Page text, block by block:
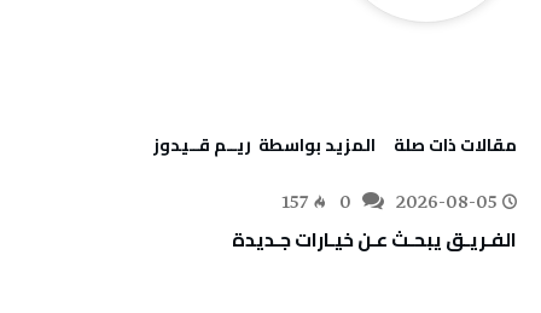
‫مقالات ذات صلة‬ ‫‫المزيد بواسطة‬ ‬ ريــم قــيدوز
2026-08-05
157
الفـريـق‭ ‬يبحـث‭ ‬عـن‭ ‬خيـارات‭ ‬جـديدة